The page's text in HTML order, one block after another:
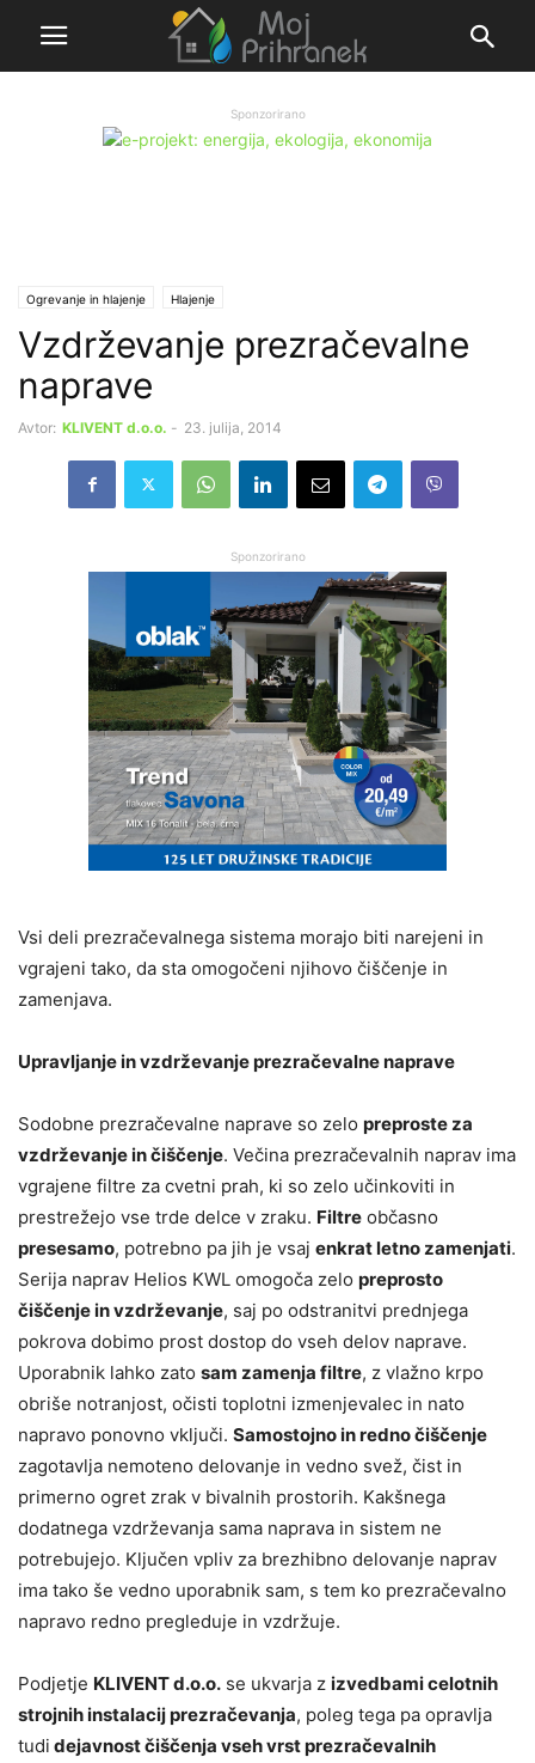
Sponzorirano
Ogrevanje in hlajenje Hlajenje
Vzdrževanje prezračevalne
naprave
Avtor: KLIVENT d.o.o. - 23. julija, 2014
Sponzorirano
Vsi deli prezračevalnega sistema morajo biti narejeni in
vgrajeni tako, da sta omogočeni njihovo čiščenje in
zamenjava.
Upravljanje in vzdrževanje prezračevalne naprave
Sodobne prezračevalne naprave so zelo preproste za
vzdrževanje in čiščenje. Večina prezračevalnih naprav ima
vgrajene filtre za cvetni prah, ki so zelo učinkoviti in
prestrežejo vse trde delce v zraku. Filtre občasno
presesamo, potrebno pa jih je vsaj enkrat letno zamenjati.
Serija naprav Helios KWL omogoča zelo preprosto
čiščenje in vzdrževanje, saj po odstranitvi prednjega
pokrova dobimo prost dostop do vseh delov naprave.
Uporabnik lahko zato sam zamenja filtre, z vlažno krpo
obriše notranjost, očisti toplotni izmenjevalec in nato
napravo ponovno vključi. Samostojno in redno čiščenje
zagotavlja nemoteno delovanje in vedno svež, čist in
primerno ogret zrak v bivalnih prostorih. Kakšnega
dodatnega vzdrževanja sama naprava in sistem ne
potrebujejo. Ključen vpliv za brezhibno delovanje naprav
ima tako še vedno uporabnik sam, s tem ko prezračevalno
napravo redno pregleduje in vzdržuje.
Podjetje KLIVENT d.o.o. se ukvarja z izvedbami celotnih
strojnih instalacij prezračevanja, poleg tega pa opravlja
tudi dejavnost čiščenja vseh vrst prezračevalnih